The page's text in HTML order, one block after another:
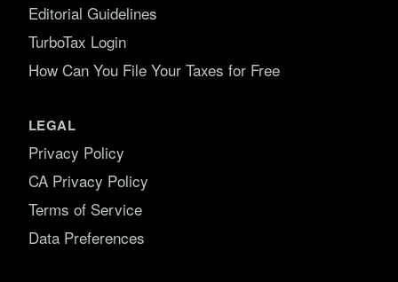
Editorial Guidelines
TurboTax Login
How Can You File Your Taxes for Free
LEGAL
Privacy Policy
CA Privacy Policy
Terms of Service
Data Preferences